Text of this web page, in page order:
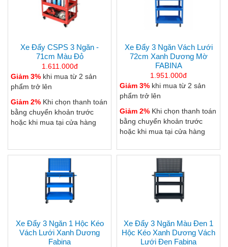
Xe Đẩy CSPS 3 Ngăn -
71cm Màu Đỏ
1.611.000đ
Giảm 3% khi mua từ 2 sản
phẩm trở lên
Giảm 2% Khi chọn thanh toán
bằng chuyển khoản trước
hoặc khi mua tại cửa hàng
Xe Đẩy 3 Ngăn Vách Lưới
72cm Xanh Dương Mờ
FABINA
1.951.000đ
Giảm 3% khi mua từ 2 sản
phẩm trở lên
Giảm 2% Khi chọn thanh toán
bằng chuyển khoản trước
hoặc khi mua tại cửa hàng
Xe Đẩy 3 Ngăn 1 Hộc Kéo
Vách Lưới Xanh Dương
Fabina
Xe Đẩy 3 Ngăn Màu Đen 1
Hộc Kéo Xanh Dương Vách
Lưới Đen Fabina